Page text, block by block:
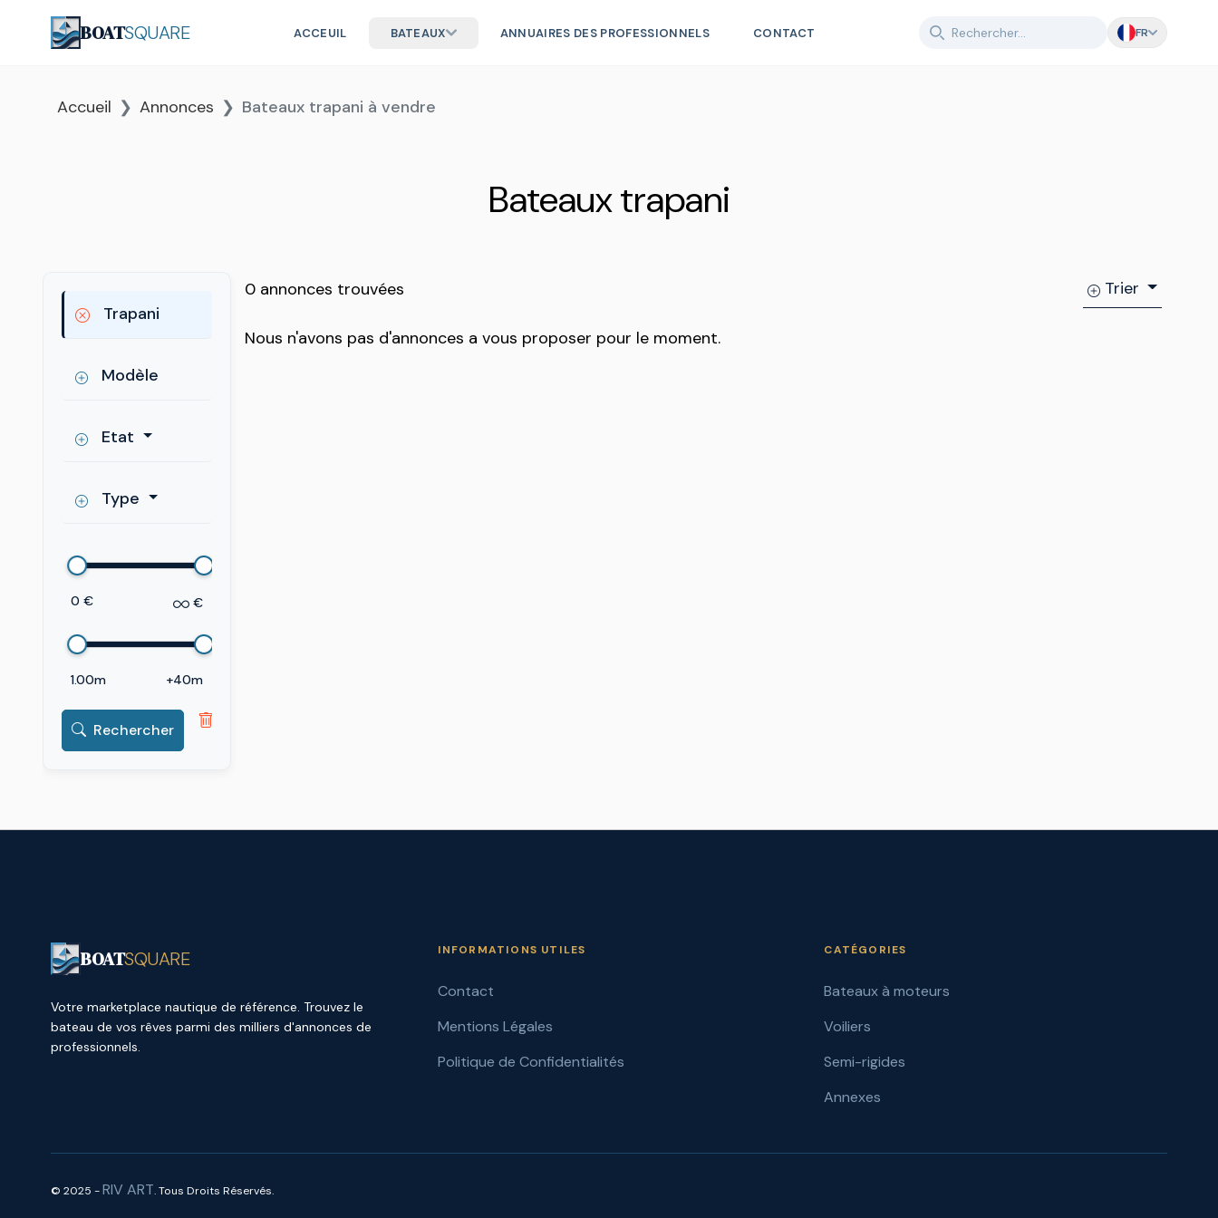
BOATSQUARE ACCEUIL BATEAUX ANNUAIRES DES PROFESSIONNELS CONTACT FR
Accueil Annonces Bateaux trapani à vendre
Bateaux trapani
Trapani
Modèle
Etat
Type
0 € €
1.00m +40m
Rechercher
0 annonces trouvées Trier
Nous n'avons pas d'annonces a vous proposer pour le moment.
BOATSQUARE
Votre marketplace nautique de référence. Trouvez le
bateau de vos rêves parmi des milliers d'annonces de
professionnels.
INFORMATIONS UTILES
Contact
Mentions Légales
Politique de Confidentialités
CATÉGORIES
Bateaux à moteurs
Voiliers
Semi-rigides
Annexes
© 2025 -RIV ART. Tous Droits Réservés.